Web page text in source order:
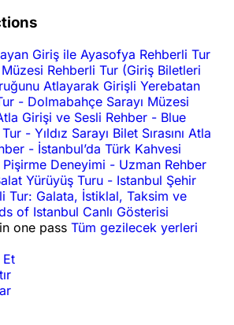
Giriş ile Ayasofya Rehberli Tur
Müzesi Rehberli Tur (Giriş Biletleri
Atlayarak Girişli Yerebatan
- Dolmabahçe Sarayı Müzesi
Girişi ve Sesli Rehber - Blue
- Yıldız Sarayı Bilet Sırasını Atla
- İstanbul’da Türk Kahvesi
Deneyimi - Uzman Rehber
Yürüyüş Turu - Istanbul Şehir
Tur: Galata, İstiklal, Taksim ve
of Istanbul Canlı Gösterisi
one pass Tüm gezilecek yerleri
Et